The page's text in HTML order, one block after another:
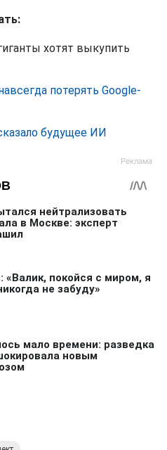
хотят выкупить
потерять Google-
будущее ИИ